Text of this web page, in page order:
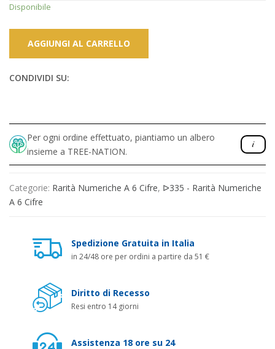
Disponibile
AGGIUNGI AL CARRELLO
CONDIVIDI SU:
Per ogni ordine effettuato, piantiamo un albero
insieme a TREE-NATION.
Categorie: Rarità Numeriche A 6 Cifre, ᐅ335 - Rarità Numeriche
A 6 Cifre
Spedizione Gratuita in Italia
in 24/48 ore per ordini a partire da 51 €
Diritto di Recesso
Resi entro 14 giorni
Assistenza 18 ore su 24